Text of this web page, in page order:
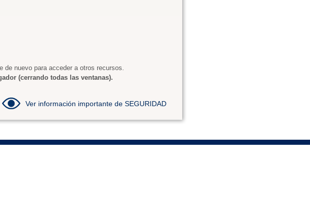
de nuevo para acceder a otros recursos.
(cerrando todas las ventanas).
Ver información importante de SEGURIDAD